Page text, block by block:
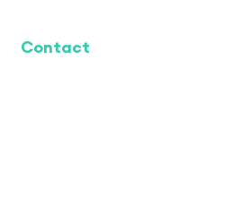
Contact